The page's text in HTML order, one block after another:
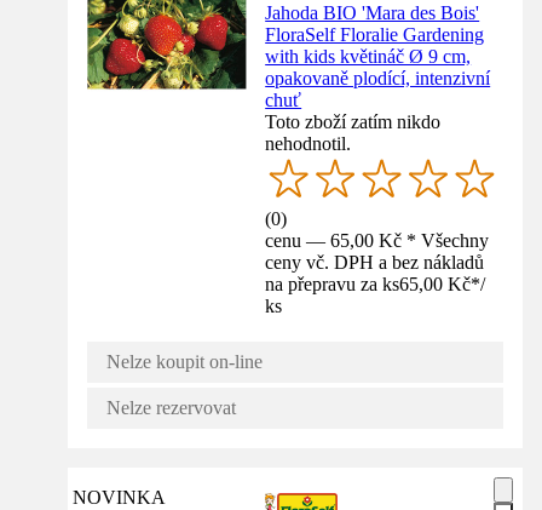
Jahoda BIO 'Mara des Bois'
FloraSelf Floralie Gardening
with kids květináč Ø 9 cm,
opakovaně plodící, intenzivní
chuť
Toto zboží zatím nikdo
nehodnotil.
(0)
cenu — 65,00 Kč * Všechny
ceny vč. DPH a bez nákladů
na přepravu za ks65,00 Kč*/
ks
Nelze koupit on-line
Nelze rezervovat
NOVINKA